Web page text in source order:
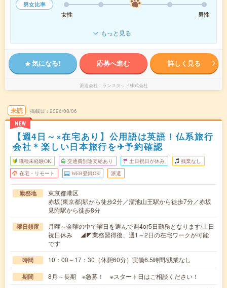
男女比率
女性
男性
もっと見る
気になる! 応募へ進む 詳しく見る
派遣会社 ランスタッド株式会社
未読
NEW
掲載日 2026/08/06
【週4日～×在宅あり】公用語は英語！仏系旅行
会社＊楽しい日本旅行を✈予約確認
職種未経験OK 交通費別途支給あり 土日祝日が休み 残業なし
在宅・リモート WEB登録OK 派遣
勤務地
東京都港区
赤坂(東京都)駅から徒歩2分／溜池山王駅から徒歩7分／赤坂
見附駅から徒歩8分
曜日頻度
月曜～金曜の中で曜日を選んで週4or5日勤務となります/土日
祝日休み ◢◤業務習得後、週1～2日の在宅ワークが可能
です
時間 10：00～17：30（休憩60分）実働6.5時間/残業なし
期間 8月～長期 ※急募！ ※スタート日はご相談ください！